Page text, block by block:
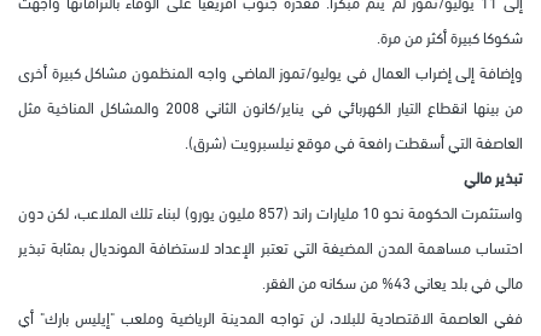
شكوكا كبيرة أكثر من مرة.
وإضافة إلى إضراب العمال في يوليو/تموز الماضي واجه المنظمون مشاكل كبيرة أخرى
من بينها انقطاع التيار الكهربائي في يناير/كانون الثاني 2008 والمشاكل المناخية مثل
العاصفة التي أسقطت رافعة في موقع نيلسبرويت (شرق).
تبذير مالي
واستثمرت الحكومة نحو 10 مليارات راند (857 مليون يورو) لبناء تلك الملاعب، لكن دون
احتساب مساهمة المدن المضيفة التي تعتبر الإعداد لاستضافة المونديال بمثابة تبذير
مالي في بلد يعاني 43% من سكانه من الفقر.
ففي العاصمة الاقتصادية للبلاد، لن تواجه المدينة الرياضية وملعب "إيليس بارك" أي